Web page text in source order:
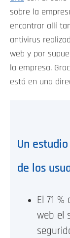
sobre la
encontrar allí
antivirus
web y por
la empresa.
está en una
Un
de los
El 71
web el